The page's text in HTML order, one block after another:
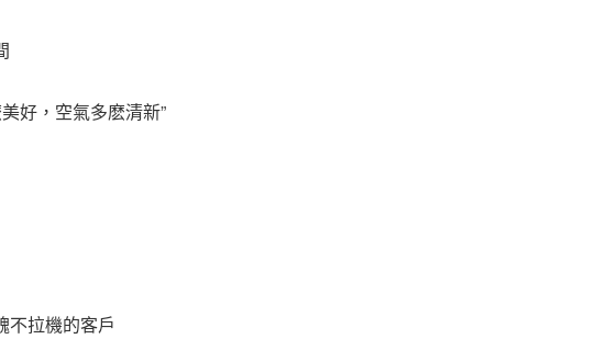
好，空氣多麽清新”
不拉機的客戶